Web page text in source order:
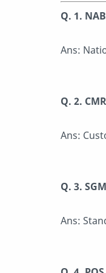
Q. 1.
Ans:
Q. 2. CMR
Ans:
Q. 3.
Ans: